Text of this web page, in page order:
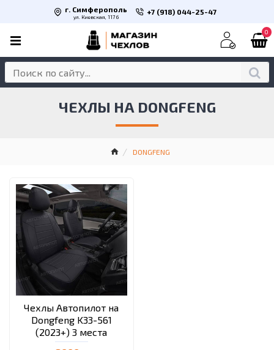
г. Симферополь
ул. Киевская, 117 б
+7 (918) 044-25-47
0
DONGFENG
ЧЕХЛЫ НА DONGFENG
Чехлы Автопилот на
Dongfeng K33-561
(2023+) 3 места